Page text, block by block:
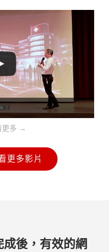
更多 →
更多影片
後，有效的網